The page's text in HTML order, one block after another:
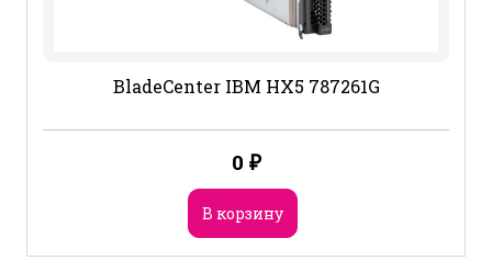
BladeCenter IBM HX5 787261G
0 ₽
В корзину